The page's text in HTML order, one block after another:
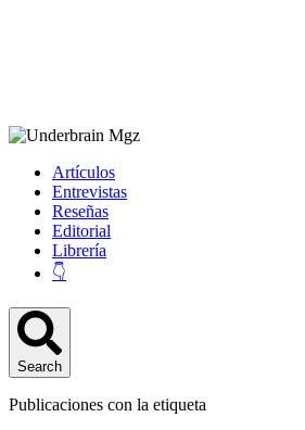
Artículos
Entrevistas
Reseñas
Editorial
Librería
👇
Search
Publicaciones con la etiqueta